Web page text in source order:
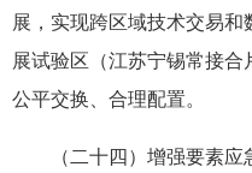
展，实现跨区域技术交易
展试验区（江苏宁锡常接合
公平交换、合理配置。
（二十四）增强要素应